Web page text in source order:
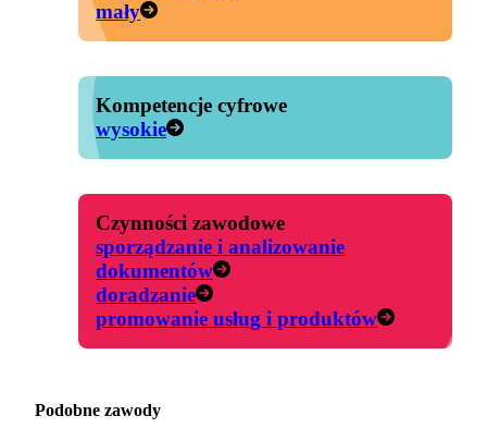
mały
Kompetencje cyfrowe
wysokie
Czynności zawodowe
sporządzanie i analizowanie
dokumentów
doradzanie
promowanie usług i produktów
Podobne zawody